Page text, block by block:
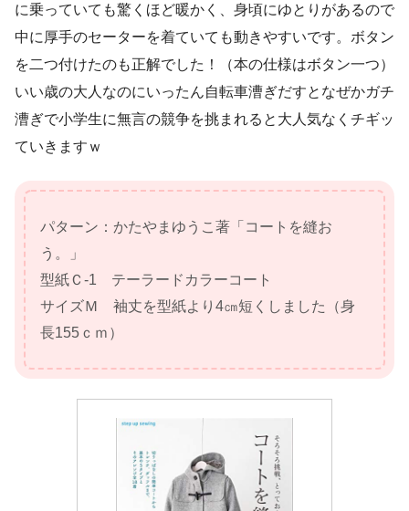
に乗っていても驚くほど暖かく、身頃にゆとりがあるので
中に厚手のセーターを着ていても動きやすいです。ボタン
を二つ付けたのも正解でした！（本の仕様はボタン一つ）
いい歳の大人なのにいったん自転車漕ぎだすとなぜかガチ
漕ぎで小学生に無言の競争を挑まれると大人気なくチギッ
ていきますｗ
パターン：かたやまゆうこ著「コートを縫お
う。」
型紙Ｃ-1 テーラードカラーコート
サイズＭ 袖丈を型紙より4㎝短くしました（身
長155ｃｍ）